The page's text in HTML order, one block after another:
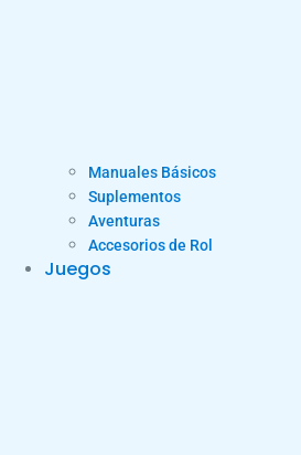
Manuales Básicos
Suplementos
Aventuras
Accesorios de Rol
Juegos